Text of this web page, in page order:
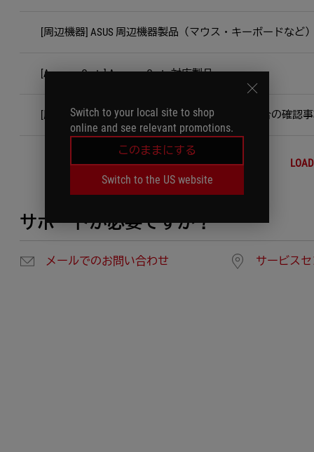
Switch to your local site to shop
online and see relevant promotions.
このままにする
Switch to the US website
[周辺機器] ASUS 周辺機器製品（マウス・キーボードな
[Armoury Crate] Armoury Crate 対応製品
[周辺機器] マウス カーソルの動きがおかしい場合の確認
サポートが必要ですか？
メールでのお問い合わせ サービス